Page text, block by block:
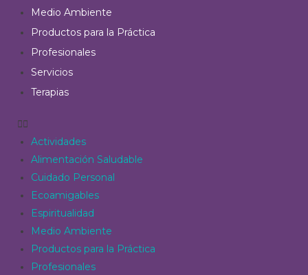
Medio Ambiente
Productos para la Práctica
Profesionales
Servicios
Terapias
Actividades
Alimentación Saludable
Cuidado Personal
Ecoamigables
Espiritualidad
Medio Ambiente
Productos para la Práctica
Profesionales